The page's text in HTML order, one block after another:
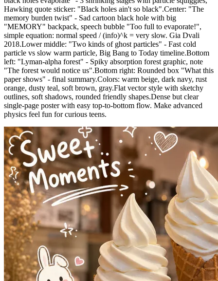
Hawking quote sticker: "Black holes ain't so black".Center: "The
memory burden twist" - Sad cartoon black hole with big
"MEMORY" backpack, speech bubble "Too full to evaporate!",
simple equation: normal speed / (info)^k = very slow. Gia Dvali
2018.Lower middle: "Two kinds of ghost particles" - Fast cold
particle vs slow warm particle, Big Bang to Today timeline.Bottom
left: "Lyman-alpha forest" - Spiky absorption forest graphic, note
"The forest would notice us".Bottom right: Rounded box "What this
paper shows" - final summary.Colors: warm beige, dark navy, rust
orange, dusty teal, soft brown, gray.Flat vector style with sketchy
outlines, soft shadows, rounded friendly shapes.Dense but clear
single-page poster with easy top-to-bottom flow. Make advanced
physics feel fun for curious teens.